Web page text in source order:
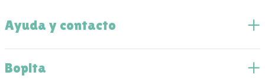
Ayuda y contacto
Bopita